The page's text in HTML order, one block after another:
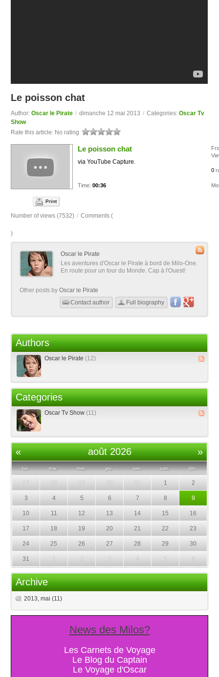
Le poisson chat
Author:Oscar le Pirate / dimanche 12 mai 2013 / Categories:Oscar Tv
Show
Rate this article: No rating
Le poisson chat
via YouTube Capture.
0
Time: 00:36
Print
Number of views (7532) / Comments (
)
Oscar le Pirate
Les aventures d'Oscar le Pirate à bord de Milo-One.
En route pour un tour du Monde. Cap à l'Ouest!
Other posts byOscar le Pirate
Contact author
Full biography
Authors
Oscar le Pirate (12)
Categories
Oscar Tv Show (11)
« août 2026 »
lun. mar. mer. jeu. ven. sam. dim.
27 28 29 30 31 1 2
3 4 5 6 7 8 9
10 11 12 13 14 15 16
17 18 19 20 21 22 23
24 25 26 27 28 29 30
31 1 2 3 4 5 6
Archive
2013, mai(11)
News des Milos?
Les Carnets de Voyage
Le Blog du Captain
Le Voyage d'Oscar